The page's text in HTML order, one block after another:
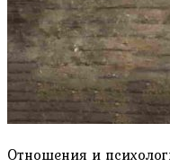
Отношения и